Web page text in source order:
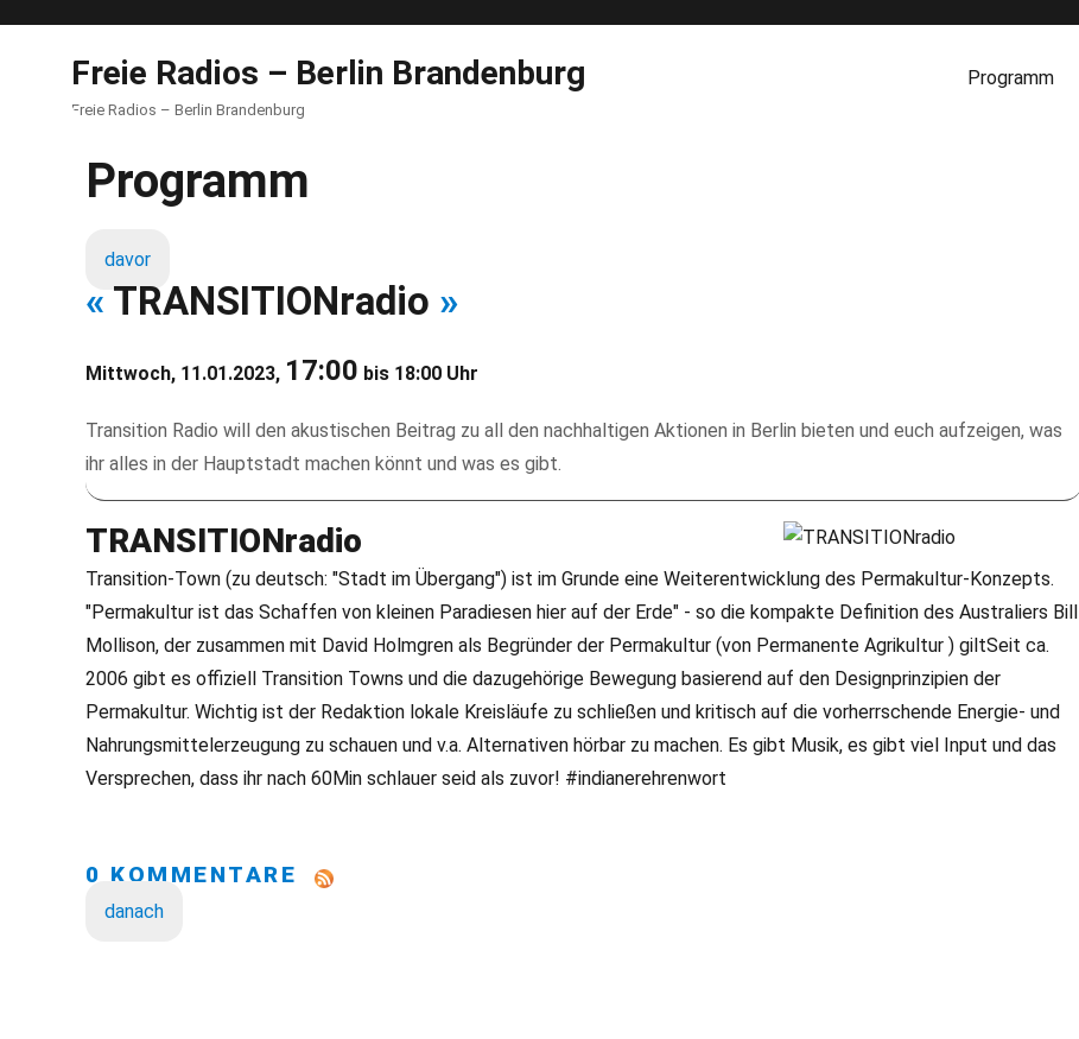
Freie Radios – Berlin Brandenburg
Freie Radios – Berlin Brandenburg
Programm
Programm
davor
« TRANSITIONradio »
Mittwoch, 11.01.2023, 17:00 bis 18:00 Uhr
Transition Radio will den akustischen Beitrag zu all den nachhaltigen Aktionen in Berlin bieten und euch aufzeigen, was
ihr alles in der Hauptstadt machen könnt und was es gibt.
TRANSITIONradio
Transition-Town (zu deutsch: "Stadt im Übergang") ist im Grunde eine Weiterentwicklung des Permakultur-Konzepts.
"Permakultur ist das Schaffen von kleinen Paradiesen hier auf der Erde" - so die kompakte Definition des Australiers Bill
Mollison, der zusammen mit David Holmgren als Begründer der Permakultur (von Permanente Agrikultur ) giltSeit ca.
2006 gibt es offiziell Transition Towns und die dazugehörige Bewegung basierend auf den Designprinzipien der
Permakultur. Wichtig ist der Redaktion lokale Kreisläufe zu schließen und kritisch auf die vorherrschende Energie- und
Nahrungsmittelerzeugung zu schauen und v.a. Alternativen hörbar zu machen. Es gibt Musik, es gibt viel Input und das
Versprechen, dass ihr nach 60Min schlauer seid als zuvor! #indianerehrenwort
0 KOMMENTARE
danach